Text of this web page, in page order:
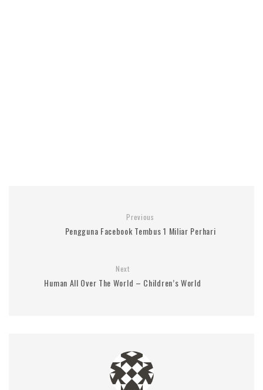
Previous
Pengguna Facebook Tembus 1 Miliar Perhari
Next
Human All Over The World – Children’s World